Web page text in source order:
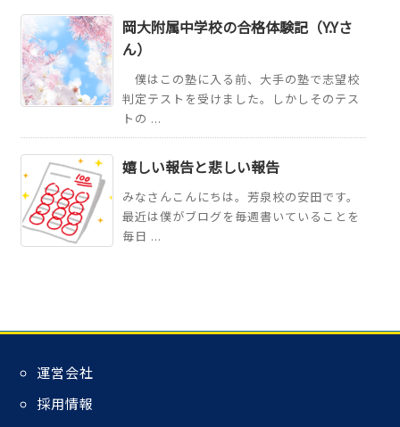
岡大附属中学校の合格体験記（Y.Yさ
ん）
僕はこの塾に入る前、大手の塾で志望校
判定テストを受けました。しかしそのテス
トの ...
嬉しい報告と悲しい報告
みなさんこんにちは。芳泉校の安田です。
最近は僕がブログを毎週書いていることを
毎日 ...
運営会社
採用情報